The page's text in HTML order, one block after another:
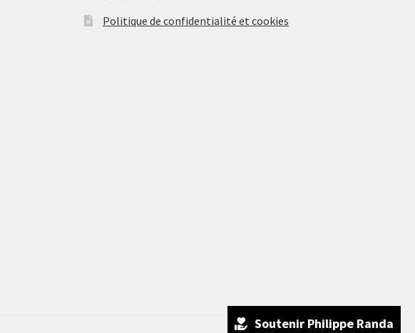
Politique de confidentialité et cookies
Soutenir Philippe Randa